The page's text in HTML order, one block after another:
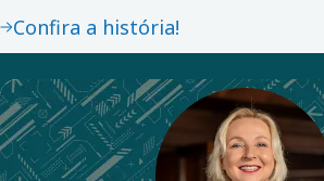
Confira a história!